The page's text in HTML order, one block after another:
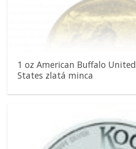
1 oz American Buffalo United
States zlatá minca